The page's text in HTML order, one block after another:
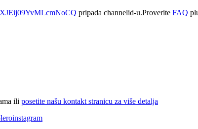
pripada channelid-u.Proverite FAQ
ili posetite našu kontakt stranicu za više detalja